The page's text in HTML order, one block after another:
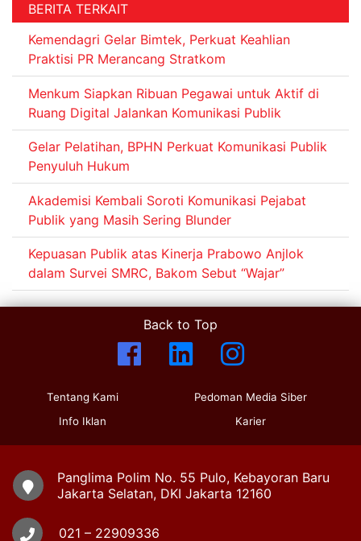
BERITA TERKAIT
Kemendagri Gelar Bimtek, Perkuat Keahlian
Praktisi PR Merancang Stratkom
Menkum Siapkan Ribuan Pegawai untuk Aktif di
Ruang Digital Jalankan Komunikasi Publik
Gelar Pelatihan, BPHN Perkuat Komunikasi Publik
Penyuluh Hukum
Akademisi Kembali Soroti Komunikasi Pejabat
Publik yang Masih Sering Blunder
Kepuasan Publik atas Kinerja Prabowo Anjlok
dalam Survei SMRC, Bakom Sebut “Wajar”
Back to Top
Tentang Kami
Info Iklan
Pedoman Media Siber
Karier
Panglima Polim No. 55 Pulo, Kebayoran Baru
Jakarta Selatan, DKI Jakarta 12160
021 – 22909336